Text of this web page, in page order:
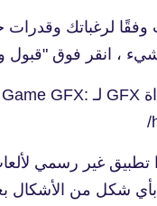
لرغباتك وقدرات
، انقر فوق "قبول
الموقع الرسمي لأداة GFX لـ Game GFX:
تطبيق غير رسمي
بأي شكل من الأشكال